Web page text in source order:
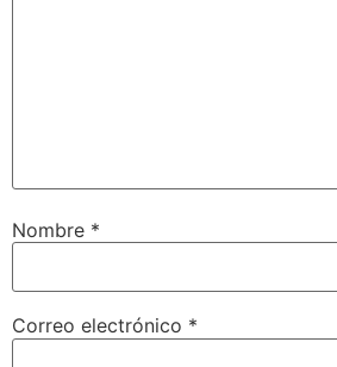
Nombre *
Correo electrónico *